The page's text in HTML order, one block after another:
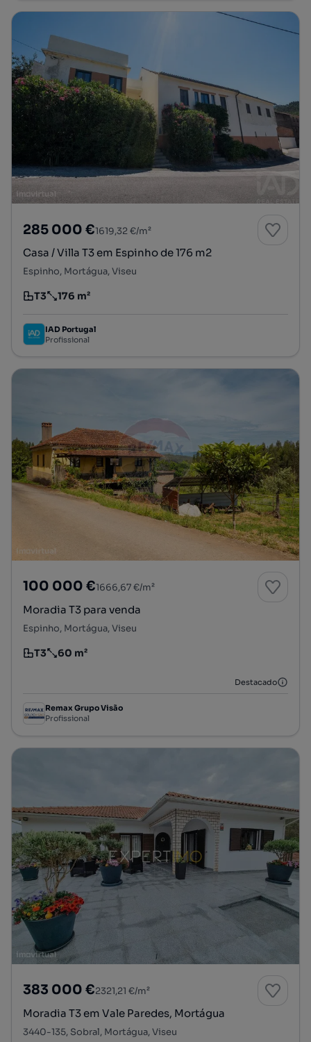
285 000 €1619,32 €/m²
Casa / Villa T3 em Espinho de 176 m2
Espinho, Mortágua, Viseu
Tipologia
T3
Preço por metro quadrado
176 m²
IAD Portugal
Profissional
100 000 €1666,67 €/m²
Moradia T3 para venda
Espinho, Mortágua, Viseu
Tipologia
T3
Preço por metro quadrado
60 m²
Destacado
Remax Grupo Visão
Profissional
383 000 €2321,21 €/m²
Moradia T3 em Vale Paredes, Mortágua
3440-135, Sobral, Mortágua, Viseu